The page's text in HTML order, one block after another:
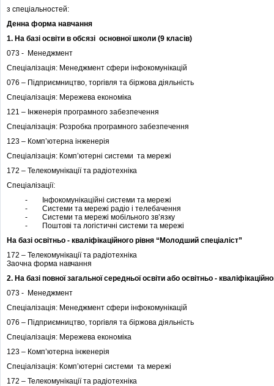
з спеціальностей:
Денна форма навчання
1. На базі освіти в обсязі основної школи (9 класів)
073 - Менеджмент
Спеціалізація: Менеджмент сфери інфокомунікацій
076 – Підприємництво, торгівля та біржова діяльність
Спеціалізація: Мережева економіка
121 – Інженерія програмного забезпечення
Спеціалізація: Розробка програмного забезпечення
123 – Комп’ютерна інженерія
Спеціалізація: Комп’ютерні системи та мережі
172 – Телекомунікації та радіотехніка
Спеціалізації:
- Інфокомунікаційні системи та мережі
- Системи та мережі радіо і телебачення
- Системи та мережі мобільного зв’язку
- Поштові та логістичні системи та мережі
На базі освітньо - кваліфікаційного рівня “Молодший спеціаліст”
172 – Телекомунікації та радіотехніка
Заочна форма навчання
2. На базі повної загальної середньої освіти або освітньо -
073 - Менеджмент
Спеціалізація: Менеджмент сфери інфокомунікацій
076 – Підприємництво, торгівля та біржова діяльність
Спеціалізація: Мережева економіка
123 – Комп’ютерна інженерія
Спеціалізація: Комп’ютерні системи та мережі
172 – Телекомунікації та радіотехніка